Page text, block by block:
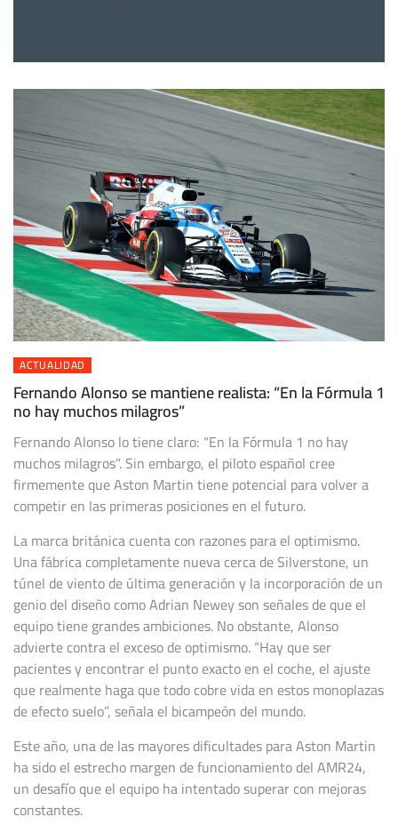
ACTUALIDAD
Fernando Alonso se mantiene realista: “En la Fórmula 1
no hay muchos milagros”
Fernando Alonso lo tiene claro: “En la Fórmula 1 no hay
muchos milagros”. Sin embargo, el piloto español cree
firmemente que Aston Martin tiene potencial para volver a
competir en las primeras posiciones en el futuro.
La marca británica cuenta con razones para el optimismo.
Una fábrica completamente nueva cerca de Silverstone, un
túnel de viento de última generación y la incorporación de un
genio del diseño como Adrian Newey son señales de que el
equipo tiene grandes ambiciones. No obstante, Alonso
advierte contra el exceso de optimismo. “Hay que ser
pacientes y encontrar el punto exacto en el coche, el ajuste
que realmente haga que todo cobre vida en estos monoplazas
de efecto suelo”, señala el bicampeón del mundo.
Este año, una de las mayores dificultades para Aston Martin
ha sido el estrecho margen de funcionamiento del AMR24,
un desafío que el equipo ha intentado superar con mejoras
constantes.